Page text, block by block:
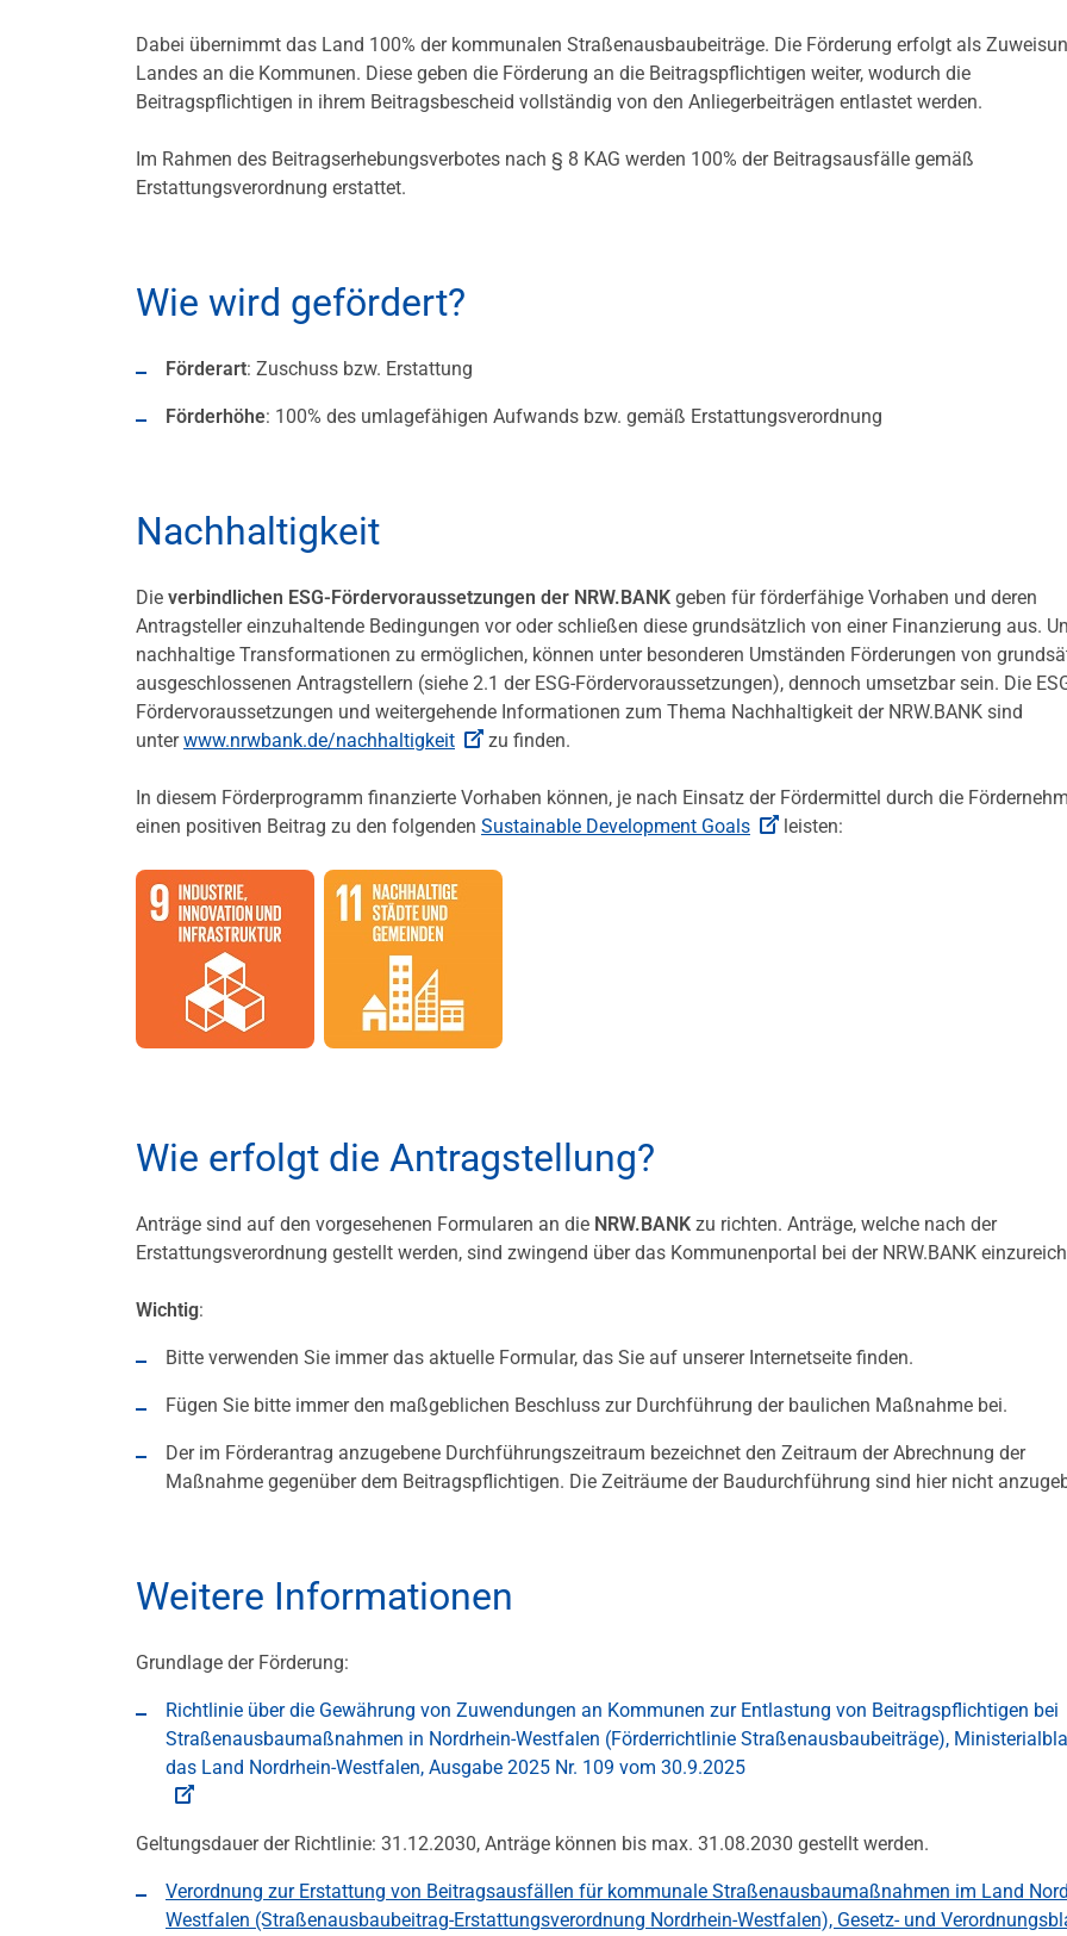
Dabei übernimmt das Land 100% der kommunalen Straßenausbaubeiträge. Die Förderung erfolgt als
Landes an die Kommunen. Diese geben die Förderung an die Beitragspflichtigen weiter, wodurch die
Beitragspflichtigen in ihrem Beitragsbescheid vollständig von den Anliegerbeiträgen entlastet werden.
Im Rahmen des Beitragserhebungsverbotes nach § 8 KAG werden 100% der Beitragsausfälle gemäß
Erstattungsverordnung erstattet.
Wie wird gefördert?
Förderart: Zuschuss bzw. Erstattung
Förderhöhe: 100% des umlagefähigen Aufwands bzw. gemäß Erstattungsverordnung
Nachhaltigkeit
Die verbindlichen ESG-Fördervoraussetzungen der NRW.BANK geben für förderfähige Vorhaben und deren
Antragsteller einzuhaltende Bedingungen vor oder schließen diese grundsätzlich von einer Finanzierung aus.
nachhaltige Transformationen zu ermöglichen, können unter besonderen Umständen Förderungen von
ausgeschlossenen Antragstellern (siehe 2.1 der ESG-Fördervoraussetzungen), dennoch umsetzbar sein. Die
Fördervoraussetzungen und weitergehende Informationen zum Thema Nachhaltigkeit der NRW.BANK sind
unterwww.nrwbank.de/nachhaltigkeit zu finden.
In diesem Förderprogramm finanzierte Vorhaben können, je nach Einsatz der Fördermittel durch die
einen positiven Beitrag zu den folgenden Sustainable Development Goals leisten:
Wie erfolgt die Antragstellung?
Anträge sind auf den vorgesehenen Formularen an die NRW.BANK zu richten. Anträge, welche nach der
Erstattungsverordnung gestellt werden, sind zwingend über das Kommunenportal bei der NRW.BANK
Wichtig:
Bitte verwenden Sie immer das aktuelle Formular, das Sie auf unserer Internetseite finden.
Fügen Sie bitte immer den maßgeblichen Beschluss zur Durchführung der baulichen Maßnahme bei.
Der im Förderantrag anzugebene Durchführungszeitraum bezeichnet den Zeitraum der Abrechnung der
Maßnahme gegenüber dem Beitragspflichtigen. Die Zeiträume der Baudurchführung sind hier nicht
Weitere Informationen
Grundlage der Förderung:
Richtlinie über die Gewährung von Zuwendungen an Kommunen zur Entlastung von Beitragspflichtigen bei
Straßenausbaumaßnahmen in Nordrhein-Westfalen (Förderrichtlinie Straßenausbaubeiträge),
das Land Nordrhein-Westfalen, Ausgabe 2025 Nr. 109 vom 30.9.2025
Geltungsdauer der Richtlinie: 31.12.2030, Anträge können bis max. 31.08.2030 gestellt werden.
Verordnung zur Erstattung von Beitragsausfällen für kommunale Straßenausbaumaßnahmen im Land
Westfalen (Straßenausbaubeitrag-Erstattungsverordnung Nordrhein-Westfalen), Gesetz- und